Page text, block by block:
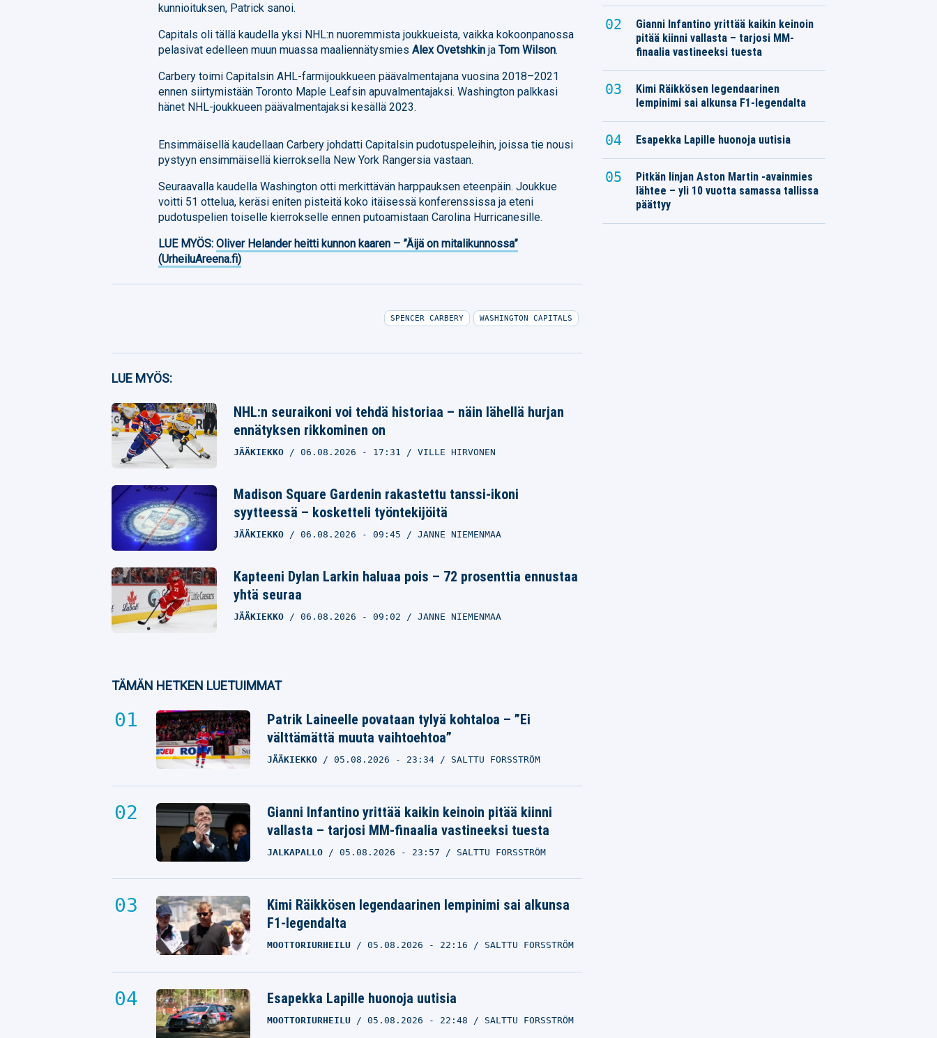
kunnioituksen, Patrick sanoi.
Capitals oli tällä kaudella yksi NHL:n nuoremmista joukkueista, vaikka kokoonpanossa
pelasivat edelleen muun muassa maaliennätysmiesAlex Ovetshkin ja Tom Wilson.
Carbery toimi Capitalsin AHL-farmijoukkueen päävalmentajana vuosina 2018–2021
ennen siirtymistään Toronto Maple Leafsin apuvalmentajaksi. Washington palkkasi
hänet NHL-joukkueen päävalmentajaksi kesällä 2023.
Ensimmäisellä kaudellaan Carbery johdatti Capitalsin pudotuspeleihin, joissa tie nousi
pystyyn ensimmäisellä kierroksella New York Rangersia vastaan.
Seuraavalla kaudella Washington otti merkittävän harppauksen eteenpäin. Joukkue
voitti 51 ottelua, keräsi eniten pisteitä koko itäisessä konferenssissa ja eteni
pudotuspelien toiselle kierrokselle ennen putoamistaan Carolina Hurricanesille.
LUE MYÖS:Oliver Helander heitti kunnon kaaren – ”Äijä on mitalikunnossa”
(UrheiluAreena.fi)
Facebook
Twitter
Whatsapp
SPENCER CARBERY WASHINGTON CAPITALS
LUE MYÖS:
NHL:n seuraikoni voi tehdä historiaa – näin lähellä hurjan
ennätyksen rikkominen on
JÄÄKIEKKO 06.08.2026 - 17:31 VILLE HIRVONEN
Madison Square Gardenin rakastettu tanssi-ikoni
syytteessä – kosketteli työntekijöitä
JÄÄKIEKKO 06.08.2026 - 09:45 JANNE NIEMENMAA
Kapteeni Dylan Larkin haluaa pois – 72 prosenttia ennustaa
yhtä seuraa
JÄÄKIEKKO 06.08.2026 - 09:02 JANNE NIEMENMAA
TÄMÄN HETKEN LUETUIMMAT
Patrik Laineelle povataan tylyä kohtaloa – ”Ei
välttämättä muuta vaihtoehtoa”
JÄÄKIEKKO 05.08.2026 - 23:34 SALTTU FORSSTRÖM
Gianni Infantino yrittää kaikin keinoin pitää kiinni
vallasta – tarjosi MM-finaalia vastineeksi tuesta
JALKAPALLO 05.08.2026 - 23:57 SALTTU FORSSTRÖM
Kimi Räikkösen legendaarinen lempinimi sai alkunsa
F1-legendalta
MOOTTORIURHEILU 05.08.2026 - 22:16 SALTTU FORSSTRÖM
Esapekka Lapille huonoja uutisia
MOOTTORIURHEILU 05.08.2026 - 22:48 SALTTU FORSSTRÖM
Gianni Infantino yrittää kaikin keinoin
pitää kiinni vallasta – tarjosi MM-
finaalia vastineeksi tuesta
Kimi Räikkösen legendaarinen
lempinimi sai alkunsa F1-legendalta
Esapekka Lapille huonoja uutisia
Pitkän linjan Aston Martin -avainmies
lähtee – yli 10 vuotta samassa tallissa
päättyy